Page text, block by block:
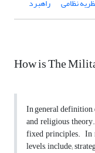
نظامی راهبرد
How is The
In general
and religious
fixed principles. In
levels, include;